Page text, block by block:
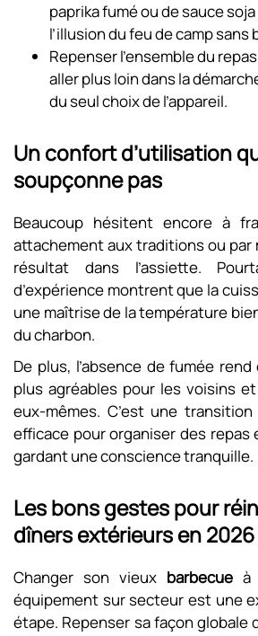
paprika fumé ou de sauce
l’illusion du feu de camp sans
Repenser l’ensemble du
aller plus loin dans la
du seul choix de l’appareil.
Un confort d’utilisation
soupçonne pas
Beaucoup hésitent encore à
attachement aux traditions ou par
résultat dans l’assiette.
d’expérience montrent que la
une maîtrise de la température
du charbon.
De plus, l’absence de fumée
plus agréables pour les voisins
eux-mêmes. C’est une
efficace pour organiser des repas
gardant une conscience tranquille.
Les bons gestes pour
dîners extérieurs en 2026
Changer son vieux barbecue à
équipement sur secteur est une
étape. Repenser sa façon globale